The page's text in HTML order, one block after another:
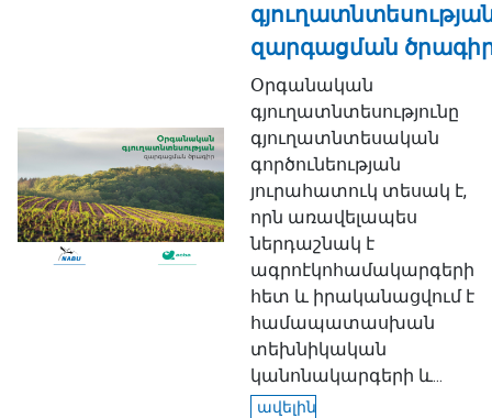
զարգացման
Օրգանական
գյուղատնտեսությունը
գյուղատնտեսական
գործունեության
յուրահատուկ տեսակ է,
որն առավելապես
ներդաշնակ է
ագրոէկոհամակարգերի
հետ և իրականացվում է
համապատասխան
տեխնիկական
կանոնակարգերի և...
ավելին